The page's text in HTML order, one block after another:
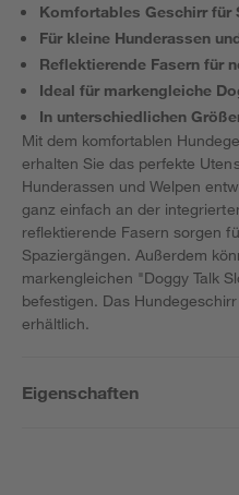
Komfortables Geschirr für
Für kleine Hunderassen
Reflektierende Fasern für
Ideal für markengleiche
In unterschiedlichen
Mit dem komfortablen
erhalten Sie das perfekte
Hunderassen und Welpen
ganz einfach an der
reflektierende Fasern sorgen
Spaziergängen. Außerdem
markengleichen "Doggy Talk
befestigen. Das
erhältlich.
Eigenschaften